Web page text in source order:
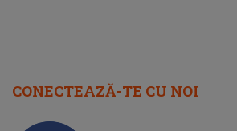
CONECTEAZĂ-TE CU NOI